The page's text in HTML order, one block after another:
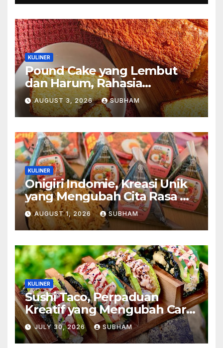
KULINER
Pound Cake yang Lembut
dan Harum, Rahasia
Kelezatan Kue Klasik yang
Tak Pernah Kehilangan
Pesona
AUGUST 3, 2026 SUBHAM
KULINER
Onigiri Indomie, Kreasi Unik
yang Mengubah Cita Rasa Mi
Favorit Menjadi Sajian
Kekinian
AUGUST 1, 2026 SUBHAM
KULINER
Sushi Taco, Perpaduan
Kreatif yang Mengubah Cara
Menikmati Hidangan Favorit
JULY 30, 2026 SUBHAM